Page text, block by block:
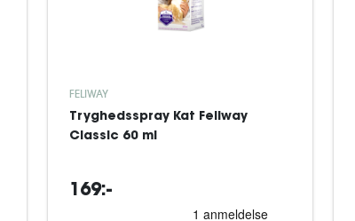
FELIWAY
Tryghedsspray Kat Feliway
Classic 60 ml
169:-